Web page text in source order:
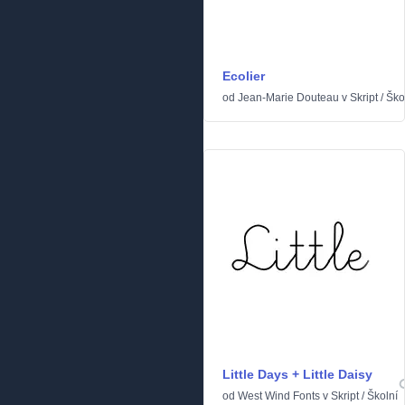
Ecolier
od Jean-Marie Douteau v Skript/
Little Days + Little Daisy
od West Wind Fonts v Skript/Školní